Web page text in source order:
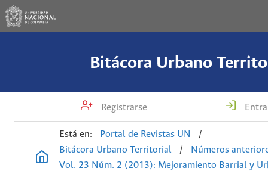
Bitácora Urbano
Registrarse
Está en: Portal de Revistas UN
/
Bitácora Urbano Territorial
/
Números
Vol. 23 Núm. 2 (2013): Mejoramiento Barrial y